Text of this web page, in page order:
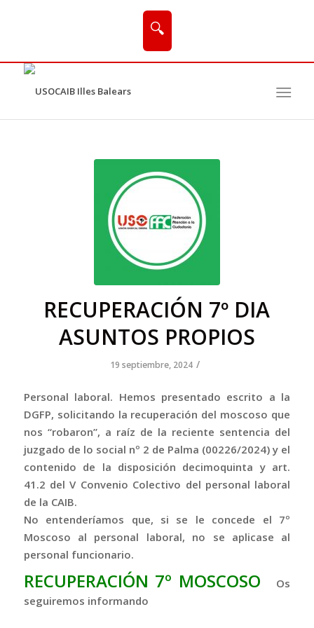
🔍
RECUPERACIÓN 7º DIA
ASUNTOS PROPIOS
19 septiembre, 2024 /
Personal laboral. Hemos presentado escrito a la
DGFP, solicitando la recuperación del moscoso que
nos “robaron”, a raíz de la reciente sentencia del
juzgado de lo social nº 2 de Palma (00226/2024) y el
contenido de la disposición decimoquinta y art.
41.2 del V Convenio Colectivo del personal laboral
de la CAIB.
No entenderíamos que, si se le concede el 7º
Moscoso al personal laboral, no se aplicase al
personal funcionario.
RECUPERACIÓN 7º MOSCOSO Os
seguiremos informando